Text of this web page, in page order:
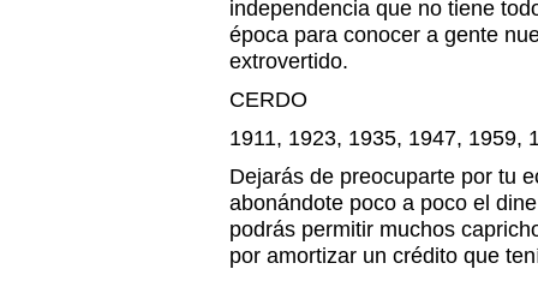
independencia que no tiene
época para conocer a gente
extrovertido.
CERDO
1911, 1923, 1935, 1947, 1959,
Dejarás de preocuparte por tu
abonándote poco a poco el
podrás permitir muchos
por amortizar un crédito que